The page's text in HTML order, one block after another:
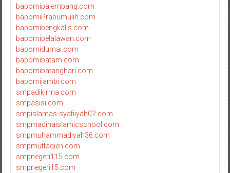
bapomipalembang.com
bapomiPrabumulih.com
bapomibengkalis.com
bapomipelalawan.com
bapomidumai.com
bapomibatam.com
bapomibatanghari.com
bapomijambi.com
smpadikirma.com
smpasisi.com
smpislamas-syafiiyah02.com
smpmadinaislamicschool.com
smpmuhammadiyah36.com
smpmuttaqien.com
smpnegeri115.com
smpnegeri15.com